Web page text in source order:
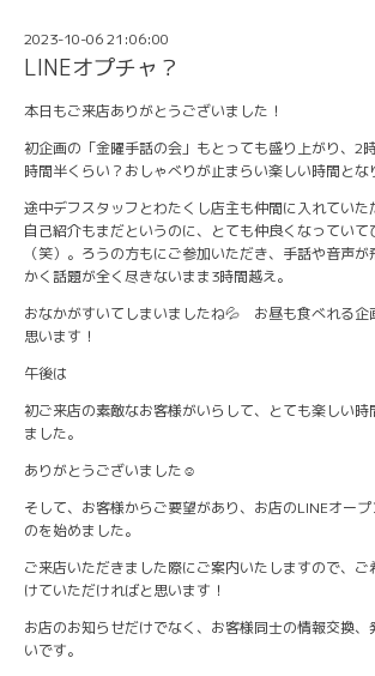
2023-10-06 21:06:00
LINEオプチャ？
本日もご来店ありがとうございました！
初企画の「金曜手話の会」もとっても盛り上がり、2
時間半くらい？おしゃべりが止まらい楽しい時間とな
途中デフスタッフとわたくし店主も仲間に入れていた
自己紹介もまだというのに、とても仲良くなっていて
（笑）。ろうの方もにご参加いただき、手話や音声
かく話題が全く尽きないまま3時間越え。
おなかがすいてしまいましたね💦 お昼も食べれる企
思います！
午後は
初ご来店の素敵なお客様がいらして、とても楽しい時
ました。
ありがとうございました☺
そして、お客様からご要望があり、お店のLINEオー
のを始めました。
ご来店いただきました際にご案内いたしますので、
けていただければと思います！
お店のお知らせだけでなく、お客様同士の情報交換、
いです。